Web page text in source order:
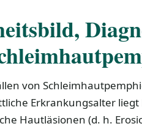
von
Erkrankungsalter liegt
Hautläsionen (d. h.